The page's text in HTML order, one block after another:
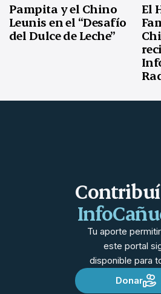
Pampita y el Chino
Leunis en el “Desafío
del Dulce de Leche”
El
Contribuí
Tu aporte
este portal
disponible para
Donar